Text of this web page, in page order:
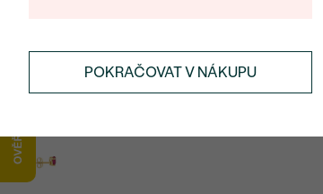
NÁUŠNICENÁUŠNICE S DRAHOKAMY
POKRAČOVAT V NÁKUPU